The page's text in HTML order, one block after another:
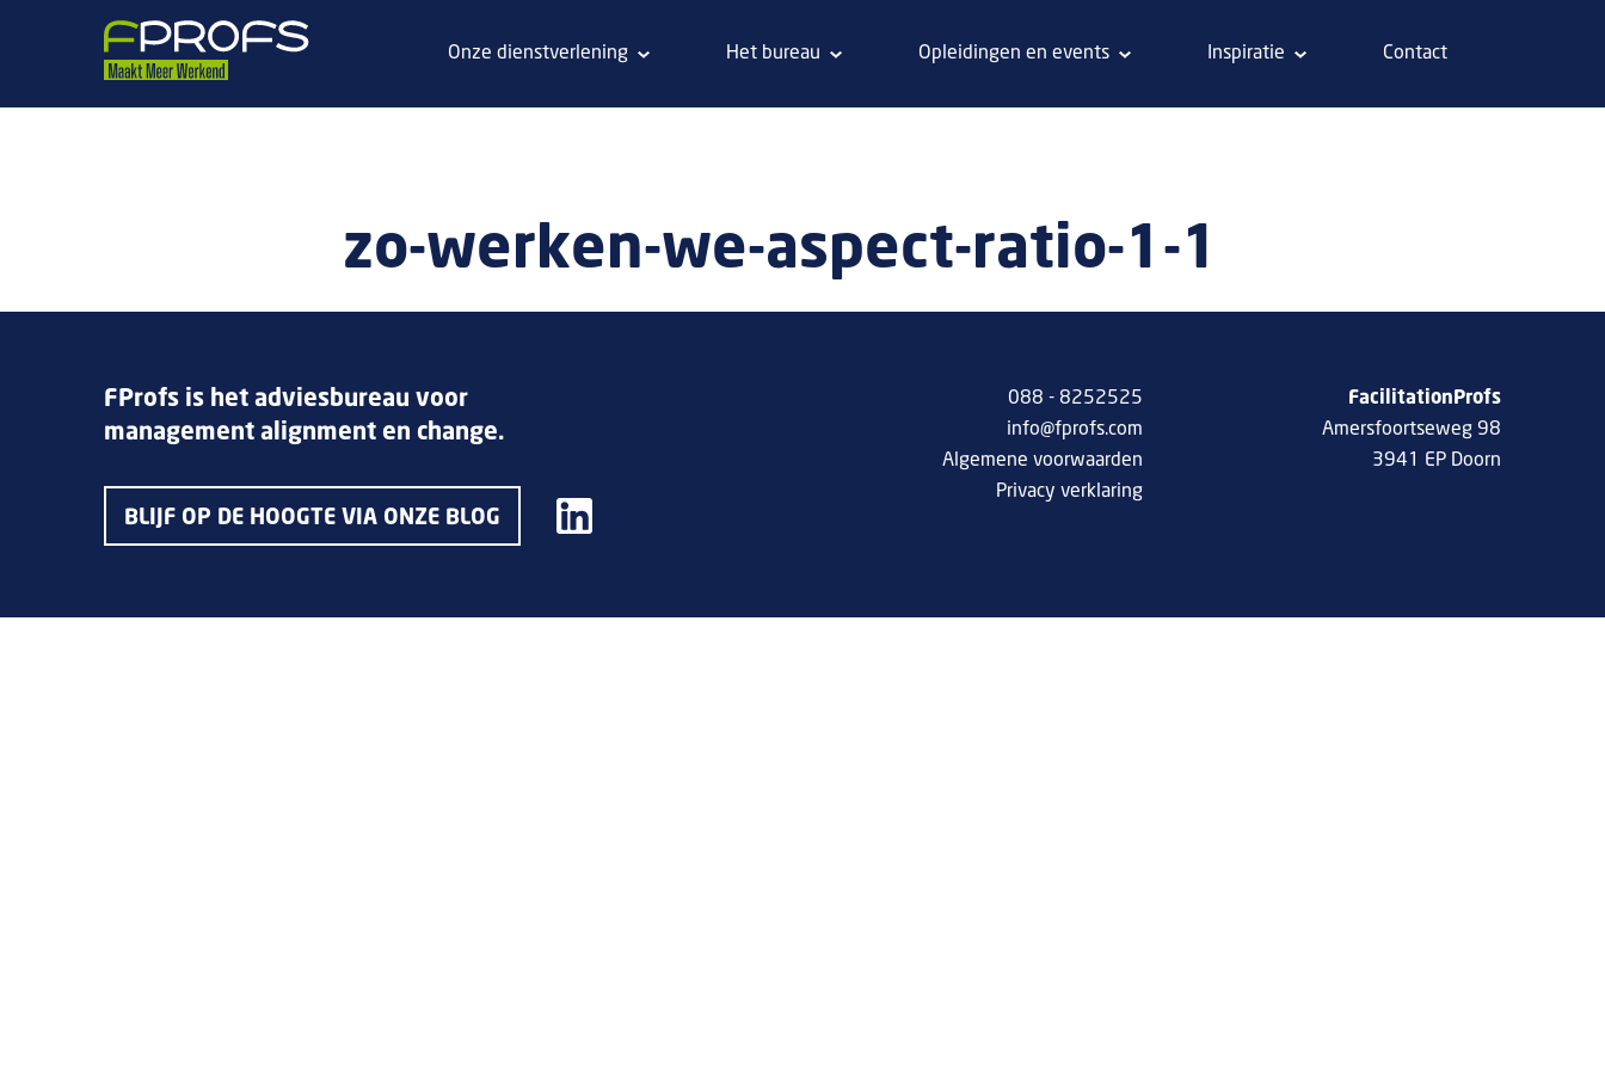
Onze dienstverlening Het bureau Opleidingen en events Inspiratie Contact
zo-werken-we-aspect-ratio-1-1
FProfs is het adviesbureau voor
management alignment en change.
BLIJF OP DE HOOGTE VIA ONZE BLOG
088 - 8252525
info@fprofs.com
Algemene voorwaarden
Privacy verklaring
FacilitationProfs
Amersfoortseweg 98
3941 EP Doorn